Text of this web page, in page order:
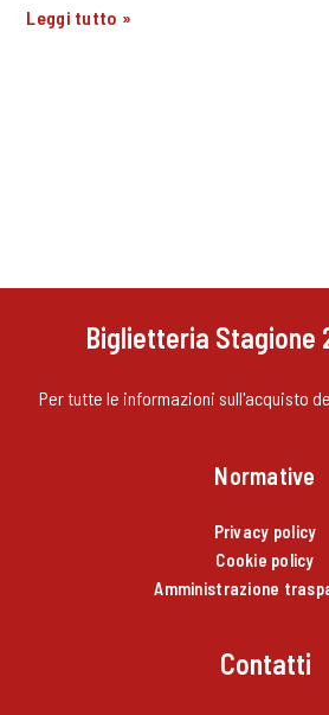
Fortissimissimo
Leggi tutto »
Biglietteria Stagione
Per tutte le informazioni sull'acquisto
Normative
Privacy policy
Cookie policy
Amministrazione
Contatti